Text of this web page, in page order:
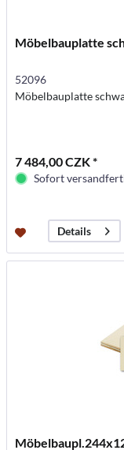
Möbelbauplatte
52096
Möbelbauplatte
7 484,00 CZK *
Sofort
Details